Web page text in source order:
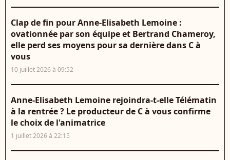
Clap de fin pour Anne-Elisabeth Lemoine :
ovationnée par son équipe et Bertrand Chameroy,
elle perd ses moyens pour sa dernière dans C à
vous
10 juillet 2026 à 09:52
Anne-Elisabeth Lemoine rejoindra-t-elle Télématin
à la rentrée ? Le producteur de C à vous confirme
le choix de l'animatrice
1 juillet 2026 à 22:15